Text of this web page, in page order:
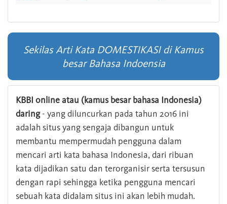
Sekilas Arti Kata DOMESTIKASI di Kamus
besar Bahasa Indoensia
KBBI online atau (kamus besar bahasa Indonesia)
daring- yang diluncurkan pada tahun 2016 ini
adalah situs yang sengaja dibangun untuk
membantu mempermudah pengguna dalam
mencari arti kata bahasa Indonesia, dari ribuan
kata dijadikan satu dan terorganisir serta tersusun
dengan rapi sehingga ketika pengguna mencari
sebuah kata didalam situs ini akan lebih mudah.